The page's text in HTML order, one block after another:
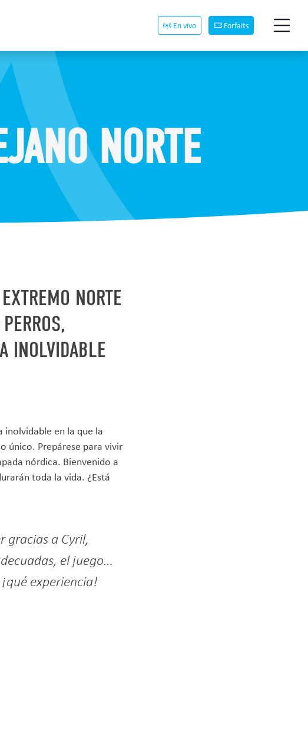
En vivo Forfaits
NORTE
NORTE
INOLVIDABLE
inolvidable en la que la
único. Prepárese para vivir
nórdica. Bienvenido a
toda la vida. ¿Está
gracias a Cyril,
el juego…
experiencia!